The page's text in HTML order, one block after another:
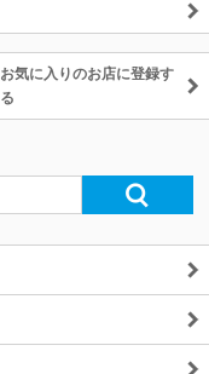
お気に入りのお店に登録す
る